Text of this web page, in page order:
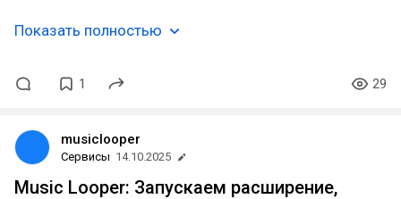
Показать полностью
1 29
musiclooper
Сервисы 14.10.2025
Music Looper: Запускаем расширение,